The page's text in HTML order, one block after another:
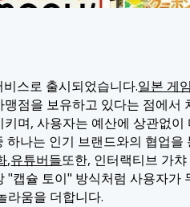
스로 출시되었습니다.일본 게
점을 보유하고 있다는 점에서
며, 사용자는 예산에 상관없
하나는 인기 브랜드와의 협업
,유튜버들또한, 인터랙티브 가
"캡슐 토이" 방식처럼 사용자가
라움을 더합니다.